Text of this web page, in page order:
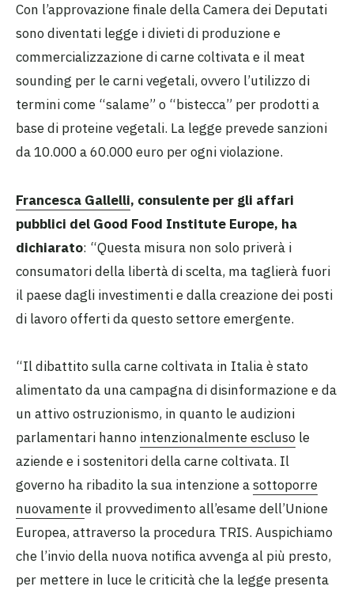
Con l’approvazione finale della Camera dei Deputati
sono diventati legge i divieti di produzione e
commercializzazione di carne coltivata e il meat
sounding per le carni vegetali, ovvero l’utilizzo di
termini come “salame” o “bistecca” per prodotti a
base di proteine vegetali. La legge prevede sanzioni
da 10.000 a 60.000 euro per ogni violazione.
Francesca Gallelli, consulente per gli affari
pubblici del Good Food Institute Europe, ha
dichiarato: “Questa misura non solo priverà i
consumatori della libertà di scelta, ma taglierà fuori
il paese dagli investimenti e dalla creazione dei posti
di lavoro offerti da questo settore emergente.
“Il dibattito sulla carne coltivata in Italia è stato
alimentato da una campagna di disinformazione e da
un attivo ostruzionismo, in quanto le audizioni
parlamentari hanno intenzionalmente escluso le
aziende e i sostenitori della carne coltivata. Il
governo ha ribadito la sua intenzione asottoporre
nuovamente il provvedimento all’esame dell’Unione
Europea, attraverso la procedura TRIS. Auspichiamo
che l’invio della nuova notifica avvenga al più presto,
per mettere in luce le criticità che la legge presenta